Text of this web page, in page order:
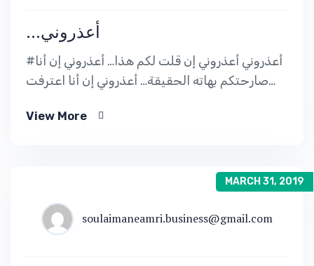
…أعذروني
#أعذروني أعذروني إن قلت لكم هذا… أعذروني إن أنا
صارحتكم بهاته الحقيقة… أعذروني إن أنا اعترفت
View More
MARCH 31, 2019
soulaimaneamri.business@gmail.com